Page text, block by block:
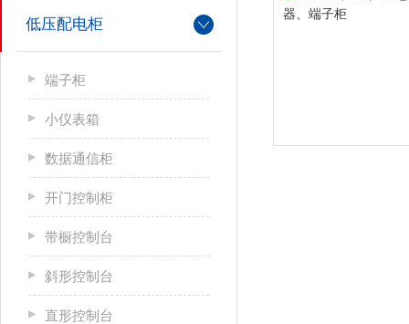
低压配电柜
端子柜
小仪表箱
数据通信柜
开门控制柜
带橱控制台
斜形控制台
直形控制台